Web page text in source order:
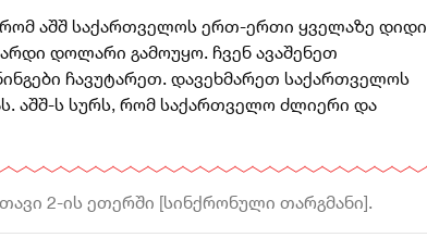
რომ აშშ საქართველოს ერთ-ერთი ყველაზე დიდი
დოლარი გამოუყო. ჩვენ ავაშენეთ
ჩავუტარეთ. დავეხმარეთ საქართველოს
აშშ-ს სურს, რომ საქართველო ძლიერი და
2-ის ეთერში [სინქრონული თარგმანი].